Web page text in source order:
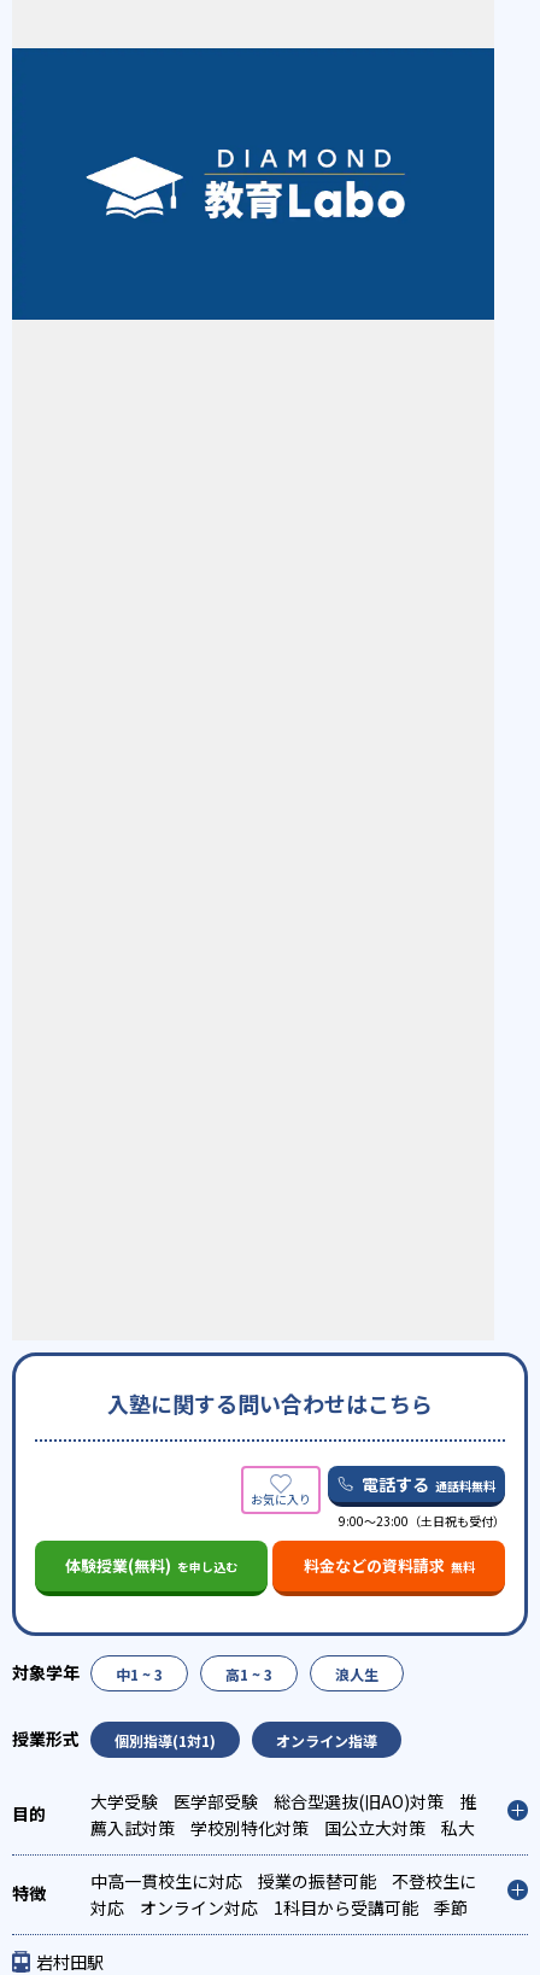
入塾に関する問い合わせはこちら
電話する 通話料無料
9:00～23:00（土日祝も受付）
体験授業(無料) を申し込む 料金などの資料請求 無料
中1 ~ 3 高1 ~ 3 浪人生
個別指導(1対1) オンライン指導
大学受験 医学部受験 総合型選抜(旧AO)対策
推
薦入試対策
学校別特化対策 国公立大対策
私大
対策
共通テスト対策
中高一貫校生に対応
授業の振替可能
不登校生に
対応
オンライン対応 1科目から受講可能
季節
講習のみの受講可
自習室あり
岩村田駅